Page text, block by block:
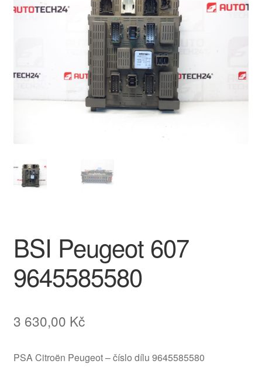
Obchodní podmínky
Platby
Reklamace
Reklamační řád
BSI Peugeot 607
9645585580
3 630,00 Kč
PSA Citroën Peugeot – číslo dílu 9645585580